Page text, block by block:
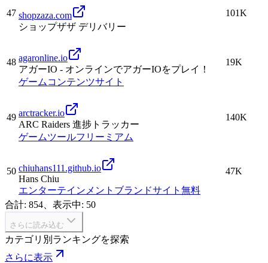
47 shopzaza.com
ショップザザ デリバリー
101K
48 agaronline.io
アガーIO - オンラインでアガーIOをプレイ！
ゲーム コンテンツサイト
19K
49 arctracker.io
ARC Raiders 進捗トラッカー
ゲームツールフリーミアム
140K
50 chiuhans111.github.io
Hans Chiu
エンターテインメント ブランドサイト 無料
47K
合計: 854、表示中: 50
さらに読み込む
カテゴリ別ランキングを探索
さらに表示